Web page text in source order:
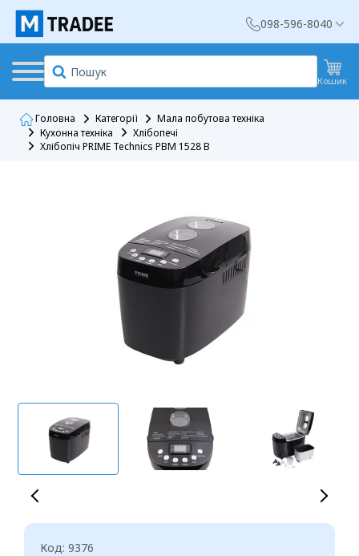
098-596-8040
Кошик
Головна Категорії
Мала побутова техніка
Кухонна техніка
Хлібопечі
Хлібопіч PRIME Technics PBM 1528 B
Код: 9376